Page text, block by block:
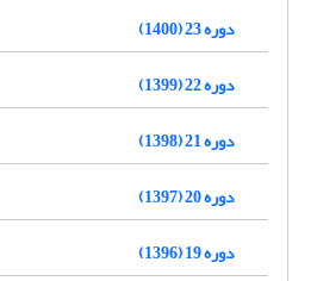
دوره 23 (1400)
دوره 22 (1399)
دوره 21 (1398)
دوره 20 (1397)
دوره 19 (1396)